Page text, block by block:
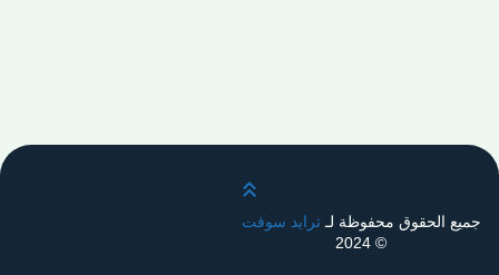
قم بالتمرير لأعلى
جميع الحقوق محفوظة لـترايد سوفت
© 2024